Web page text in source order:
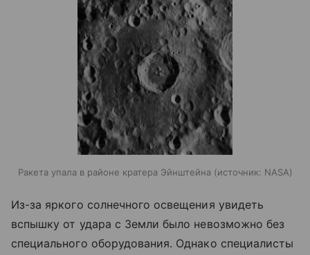
Ракета упала в районе кратера Эйнштейна источник: NASA
Из-за яркого солнечного освещения увидеть
вспышку от удара с Земли было невозможно без
специального оборудования. Однако специалисты